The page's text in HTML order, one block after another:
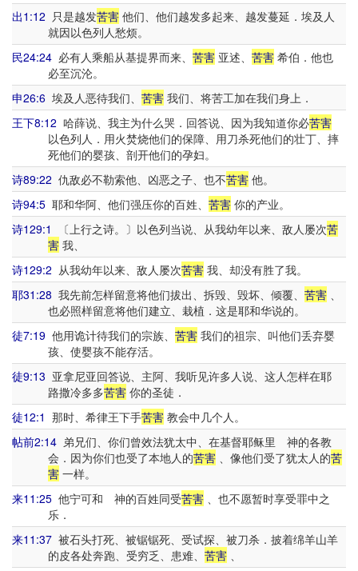
出1:12 只是越发苦害 他们、他们越发多起来、越发蔓延．埃及人
就因以色列人愁烦。
民24:24 必有人乘船从基提界而来、 苦害 亚述、 苦害 希伯．他也
必至沉沦。
申26:6 埃及人恶待我们、 苦害 我们、将苦工加在我们身上．
王下8:12 哈薛说、我主为什么哭．回答说、因为我知道你必苦害
以色列人．用火焚烧他们的保障、用刀杀死他们的壮丁、摔
死他们的婴孩、剖开他们的孕妇。
诗89:22 仇敌必不勒索他、凶恶之子、也不苦害 他。
诗94:5 耶和华阿、他们强压你的百姓、 苦害 你的产业。
诗129:1
〔上行之诗。〕以色列当说、从我幼年以来、敌人屡次苦
害我、
诗129:2 从我幼年以来、敌人屡次苦害 我、却没有胜了我。
耶31:28 我先前怎样留意将他们拔出、拆毁、毁坏、倾覆、 苦害 、
也必照样留意将他们建立、栽植．这是耶和华说的。
徒7:19 他用诡计待我们的宗族、 苦害 我们的祖宗、叫他们丢弃婴
孩、使婴孩不能存活。
徒9:13 亚拿尼亚回答说、主阿、我听见许多人说、这人怎样在耶
路撒冷多多苦害你的圣徒．
徒12:1 那时、希律王下手苦害 教会中几个人。
帖前2:14 弟兄们、你们曾效法犹太中、在基督耶稣里 神的各教
会．因为你们也受了本地人的苦害、像他们受了犹太人的苦
害一样。
来11:25 他宁可和 神的百姓同受苦害 、也不愿暂时享受罪中之
乐．
来11:37 被石头打死、被锯锯死、受试探、被刀杀．披着绵羊山羊
的皮各处奔跑、受穷乏、患难、 苦害、